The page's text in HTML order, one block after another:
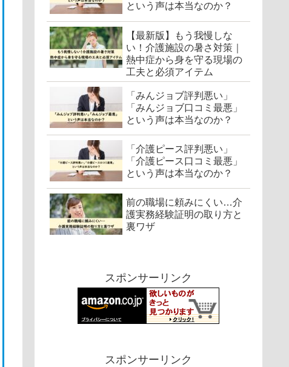
という声は本当なのか？
【最新版】もう我慢しな
い！介護施設の暑さ対策｜
熱中症から身を守る現場の
工夫と必須アイテム
「みんジョブ評判悪い」
「みんジョブ口コミ最悪」
という声は本当なのか？
「介護ピース評判悪い」
「介護ピース口コミ最悪」
という声は本当なのか？
前の職場に頼みにくい…介
護実務経験証明の取り方と
裏ワザ
スポンサーリンク
スポンサーリンク